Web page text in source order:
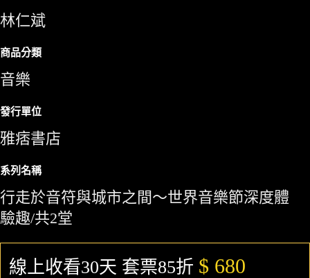
林仁斌
商品分類
音樂
發行單位
雅痞書店
系列名稱
行走於音符與城市之間～世界音樂節深度體
驗趣/共2堂
線上收看30天 套票85折 $ 680